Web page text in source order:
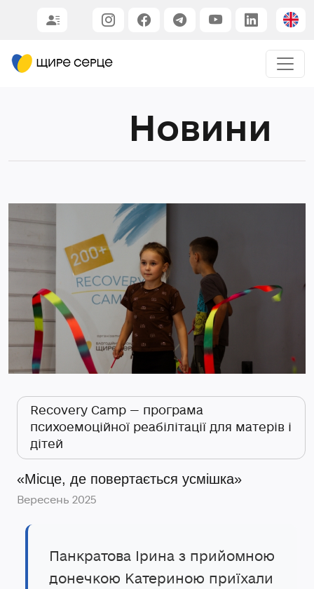
Новини
Recovery Camp — програма
психоемоційної реабілітації для матерів і
дітей
«Місце, де повертається усмішка»
Вересень 2025
Панкратова Ірина з прийомною
донечкою Катериною приїхали